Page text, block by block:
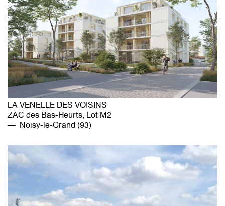
LA VENELLE DES VOISINS
ZAC des Bas-Heurts, Lot M2
Noisy-le-Grand (93)